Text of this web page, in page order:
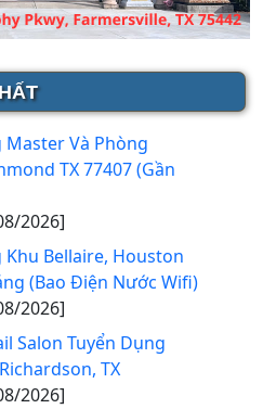
Master Và Phòng
TX 77407 (Gần
2026]
Khu Bellaire, Houston
(Bao Điện Nước Wifi)
2026]
Salon Tuyển Dụng
TX
2026]